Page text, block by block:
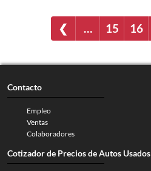
❮ … 15 16
Contacto
Empleo
Ventas
Colaboradores
Cotizador de Precios de Autos Usados